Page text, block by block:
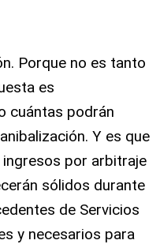
Porque no es tanto
es
cuántas podrán
Y es que
por arbitraje
sólidos durante
de Servicios
y necesarios para